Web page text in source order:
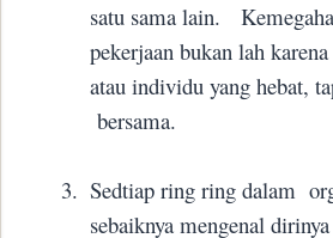
satu sama lain.
pekerjaan bukan lah
atau individu yang hebat,
bersama.
3. Sedtiap ring ring dalam
sebaiknya mengenal